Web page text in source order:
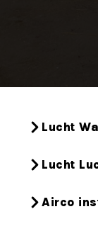
Lucht
Lucht
Airco